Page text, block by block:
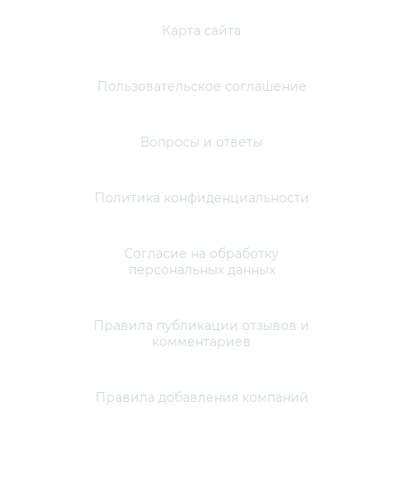
Карта сайта
Пользовательское соглашение
Вопросы и ответы
Политика конфиденциальности
Согласие на обработку
персональных данных
Правила публикации отзывов и
комментариев
Правила добавления компаний